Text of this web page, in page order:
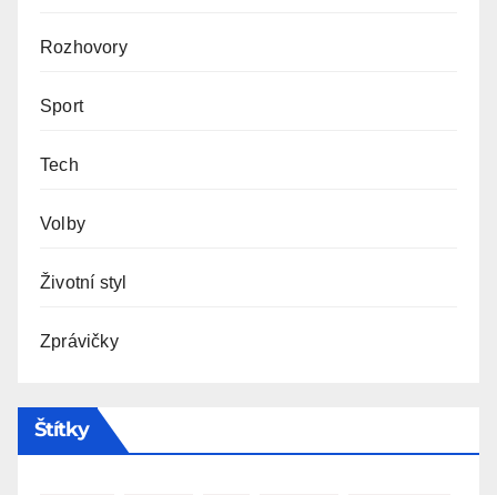
Rozhovory
Sport
Tech
Volby
Životní styl
Zprávičky
Štítky